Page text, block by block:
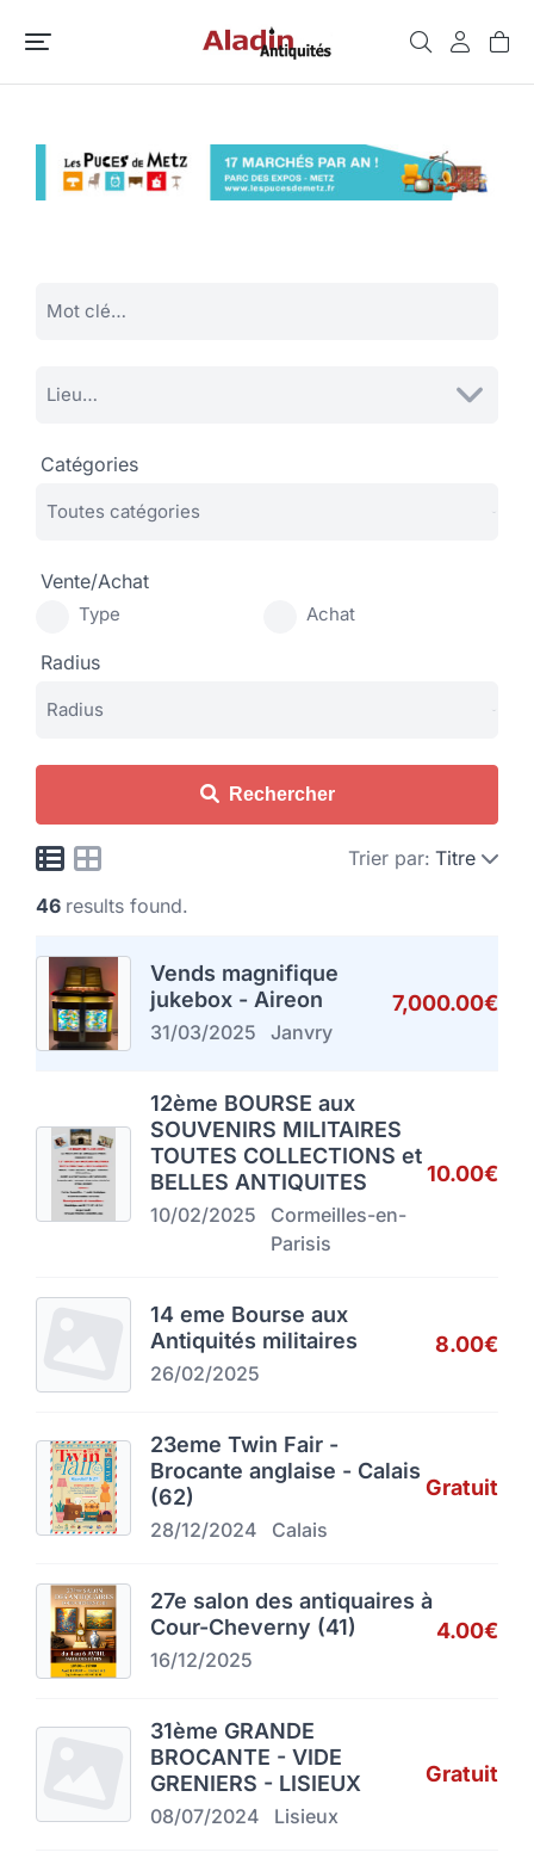
Catégories
Vente/Achat
Type Achat
Radius
Rechercher
Trier par: Titre
46 results found.
Vends magnifique
jukebox - Aireon
31/03/2025 Janvry
7,000.00€
12ème BOURSE aux
SOUVENIRS MILITAIRES
TOUTES COLLECTIONS et
BELLES ANTIQUITES
10/02/2025
Cormeilles-en-
Parisis
10.00€
14 eme Bourse aux
Antiquités militaires
26/02/2025
8.00€
23eme Twin Fair -
Brocante anglaise - Calais
(62)
28/12/2024 Calais
Gratuit
27e salon des antiquaires à
Cour-Cheverny (41)
16/12/2025
4.00€
31ème GRANDE
BROCANTE - VIDE
GRENIERS - LISIEUX
08/07/2024 Lisieux
Gratuit